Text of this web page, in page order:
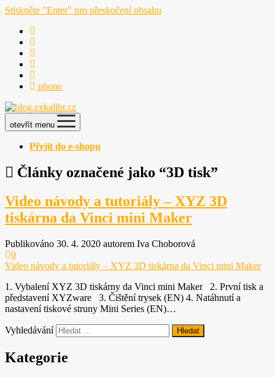
Stiskněte "Enter" pro přeskočení obsahu
phone
otevřít menu
Přejít do e-shopu
Články označené jako “3D tisk”
Video návody a tutoriály – XYZ 3D
tiskárna da Vinci mini Maker
Publikováno 30. 4. 2020 autorem Iva Choborová
0
Video návody a tutoriály – XYZ 3D tiskárna da Vinci mini Maker
1. Vybalení XYZ 3D tiskárny da Vinci mini Maker 2. První tisk a
představení XYZware 3. Čištění trysek (EN) 4. Natáhnutí a
nastavení tiskové struny Mini Series (EN)…
Vyhledávání
Kategorie